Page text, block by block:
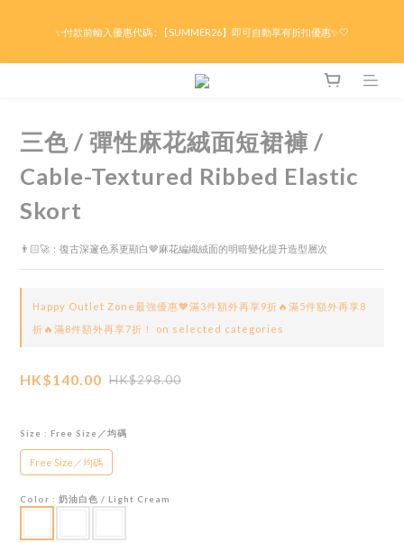
✨付款前輸入優惠代碼 : 【SUMMER26】即可自動享有折扣優惠✨🤍
限時折後滿HK$299京東免運 / 折後滿HK$599港澳順豐免運🚚每天3pm前下單現貨最
三色 / 彈性麻花絨面短裙褲 /
Cable-Textured Ribbed Elastic
Skort
👨🏻‍🚀：復古深邃色系更顯白🤎麻花編織絨面的明暗變化提升造型層次
Happy Outlet Zone最強優惠🧡滿3件額外再享9折🔥滿5件額外再享8
折🔥滿8件額外再享7折！ on selected categories
HK$140.00 HK$298.00
Size : Free Size／均碼
Free Size／均碼
Color : 奶油白色 / Light Cream